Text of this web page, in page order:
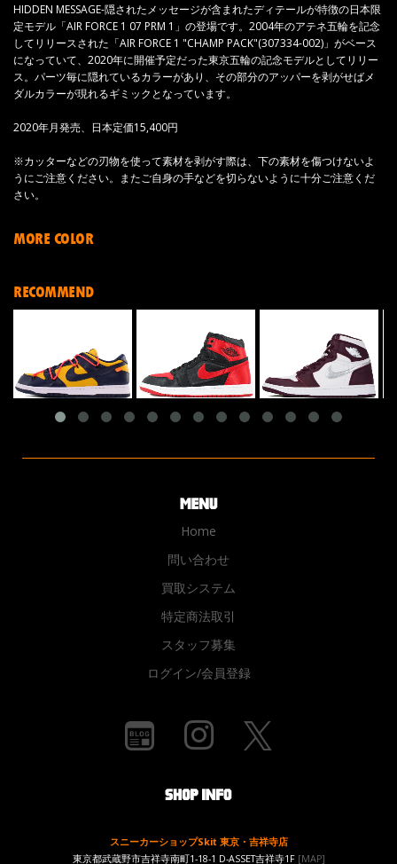
HIDDEN MESSAGE-隠されたメッセージが含まれたディテールが特徴の日本限
定モデル「AIR FORCE 1 07 PRM 1」の登場です。2004年のアテネ五輪を記念
してリリースされた「AIR FORCE 1 "CHAMP PACK"(307334-002)」がベース
になっていて、2020年に開催予定だった東京五輪の記念モデルとしてリリー
ス。パーツ毎に隠れているカラーがあり、その部分のアッパーを剥がせばメ
ダルカラーが現れるギミックとなっています。
2020年月発売、日本定価15,400円
※カッターなどの刃物を使って素材を剥がす際は、下の素材を傷つけないよ
うにご注意ください。またご自身の手などを切らないように十分ご注意くだ
さい。
MORE COLOR
RECOMMEND
Home
問い合わせ
買取システム
特定商法取引
スタッフ募集
ログイン/会員登録
スニーカーショップSkit 東京・吉祥寺店
東京都武蔵野市吉祥寺南町1-18-1 D-ASSET吉祥寺1F [MAP]